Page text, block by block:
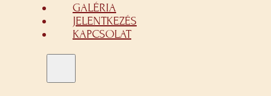
GALÉRIA
JELENTKEZÉS
KAPCSOLAT